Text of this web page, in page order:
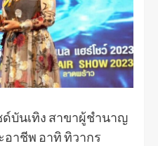
บันเทิง สาขาผู้ชำนาญ
าชีพ อาทิ ทิวากร